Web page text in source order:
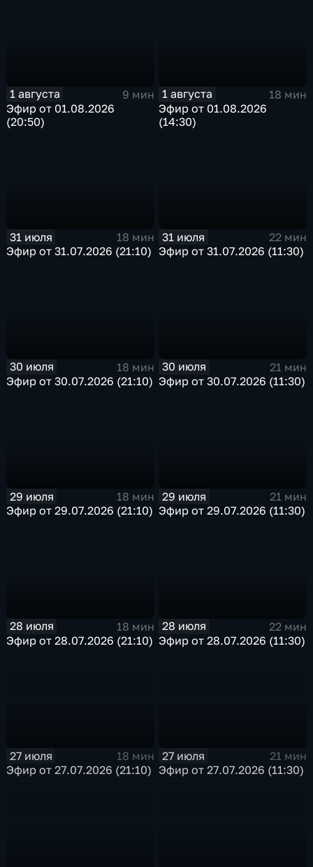
1 августа
9 мин
Эфир от 01.08.2026
(20:50)
1 августа
18 мин
Эфир от 01.08.2026
(14:30)
31 июля
18 мин
Эфир от 31.07.2026 (21:10)
31 июля
22 мин
Эфир от 31.07.2026 (11:30)
30 июля
18 мин
Эфир от 30.07.2026 (21:10)
30 июля
21 мин
Эфир от 30.07.2026 (11:30)
29 июля
18 мин
Эфир от 29.07.2026 (21:10)
29 июля
21 мин
Эфир от 29.07.2026 (11:30)
28 июля
18 мин
Эфир от 28.07.2026 (21:10)
28 июля
22 мин
Эфир от 28.07.2026 (11:30)
27 июля
18 мин
Эфир от 27.07.2026 (21:10)
27 июля
21 мин
Эфир от 27.07.2026 (11:30)